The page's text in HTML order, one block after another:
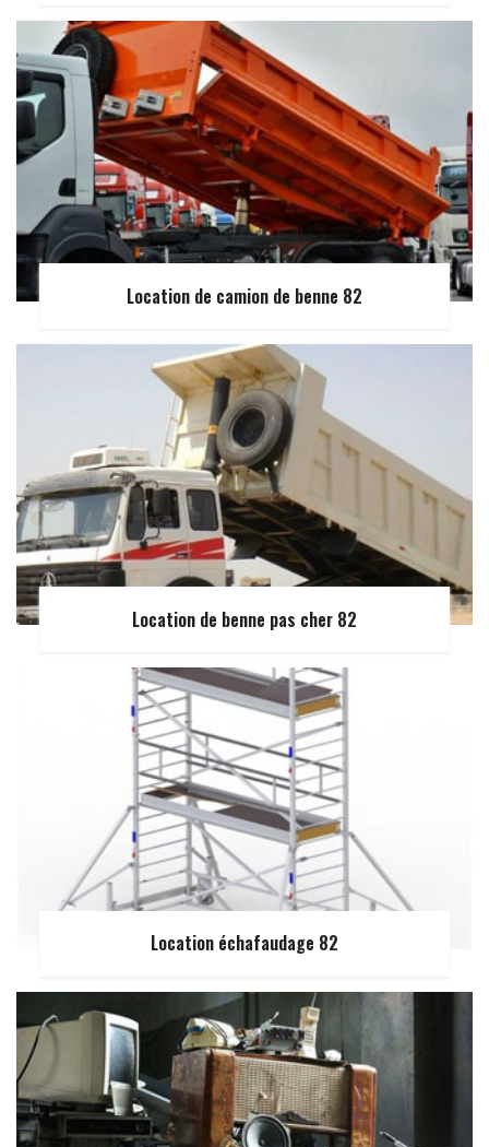
Location de camion de benne 82
Location de benne pas cher 82
Location échafaudage 82